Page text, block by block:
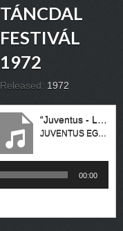
TÁNCDAL
FESTIVÁL
1972
Released: 1972
JUVENTUS EGYÜTTES
00:00